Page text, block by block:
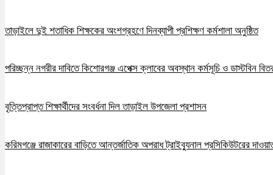
তাড়াইলে দুই শতাধিক শিক্ষকের অংশগ্রহণে দিনব্যাপী প্রশিক্ষণ কর্মশালা অনুষ্ঠিত
পরিচ্ছন্ন নগরীর দাবিতে কিশোরগঞ্জ এপেক্স ক্লাবের অবস্থান কর্মসূচি ও ডাস্টবিন
বৃত্তিপ্রাপ্ত শিক্ষার্থীদের সংবর্ধনা দিল তাড়াইল উপজেলা প্রশাসন
করিমগঞ্জে রাজাকারের বাড়িতে আন্তর্জাতিক অপরাধ ট্রাইব্যুনাল প্রসিকিউটরের